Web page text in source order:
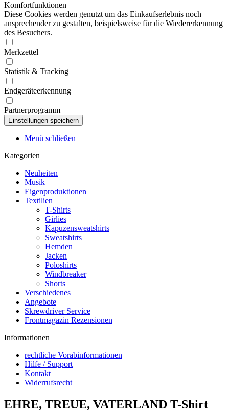
Komfortfunktionen
Diese Cookies werden genutzt um das Einkaufserlebnis noch
ansprechender zu gestalten, beispielsweise für die Wiedererkennung
des Besuchers.
Merkzettel
Statistik & Tracking
Endgeräteerkennung
Partnerprogramm
Menü schließen
Kategorien
Neuheiten
Musik
Eigenproduktionen
Textilien
T-Shirts
Girlies
Kapuzensweatshirts
Sweatshirts
Hemden
Jacken
Poloshirts
Windbreaker
Shorts
Verschiedenes
Angebote
Skrewdriver Service
Frontmagazin Rezensionen
Informationen
rechtliche Vorabinformationen
Hilfe / Support
Kontakt
Widerrufsrecht
EHRE, TREUE, VATERLAND T-Shirt